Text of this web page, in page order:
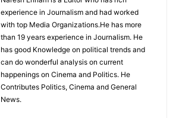
experience in Journalism and had worked
with top Media Organizations.He has more
than 19 years experience in Journalism. He
has good Knowledge on political trends and
can do wonderful analysis on current
happenings on Cinema and Politics. He
Contributes Politics, Cinema and General
News.